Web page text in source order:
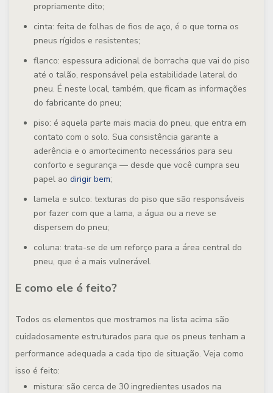
propriamente dito;
cinta: feita de folhas de fios de aço, é o que torna os
pneus rígidos e resistentes;
flanco: espessura adicional de borracha que vai do piso
até o talão, responsável pela estabilidade lateral do
pneu. É neste local, também, que ficam as informações
do fabricante do pneu;
piso: é aquela parte mais macia do pneu, que entra em
contato com o solo. Sua consistência garante a
aderência e o amortecimento necessários para seu
conforto e segurança — desde que você cumpra seu
papel ao dirigir bem;
lamela e sulco: texturas do piso que são responsáveis
por fazer com que a lama, a água ou a neve se
dispersem do pneu;
coluna: trata-se de um reforço para a área central do
pneu, que é a mais vulnerável.
E como ele é feito?
Todos os elementos que mostramos na lista acima são
cuidadosamente estruturados para que os pneus tenham a
performance adequada a cada tipo de situação. Veja como
isso é feito:
mistura: são cerca de 30 ingredientes usados na